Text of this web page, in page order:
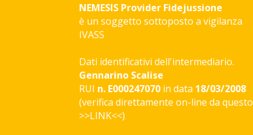
NEMESIS Provider Fidejussione
è un soggetto sottoposto a vigilanza
IVASS
Dati identificativi dell'intermediario.
Gennarino Scalise
RUI n. E000247070 in data 18/03/2008
(verifica direttamente on-line da questo
>>LINK<<)